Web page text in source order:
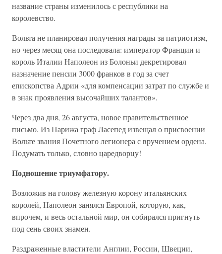
название страны изменилось с республики на
королевство.
Вольта не планировал получения награды за патриотизм,
но через месяц она последовала: император Франции и
король Италии Наполеон из Болоньи декретировал
назначение пенсии 3000 франков в год за счет
епископства Адрии «для компенсации затрат по службе и
в знак проявления высочайших талантов».
Через два дня, 26 августа, новое правительственное
письмо. Из Парижа граф Ласепед извещал о присвоении
Вольте звания Почетного легионера с вручением ордена.
Подумать только, словно царедворцу!
Подношение триумфатору.
Возложив на голову железную корону итальянских
королей, Наполеон занялся Европой, которую, как,
впрочем, и весь остальной мир, он собирался пригнуть
под сень своих знамен.
Раздраженные властители Англии, России, Швеции,